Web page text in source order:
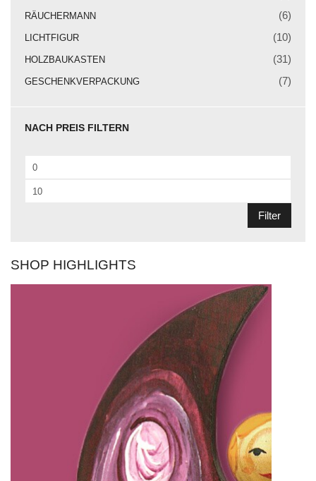
Geschenkverpackung
KONTAKT
RÄUCHERMANN (6)
LICHTFIGUR (10)
HOLZBAUKASTEN (31)
GESCHENKVERPACKUNG (7)
NACH PREIS FILTERN
Min.
Preis
Max.
Filter
SHOP HIGHLIGHTS